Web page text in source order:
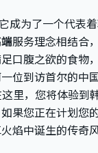
成为了一个代表
服务理念相结合
口腹之欲的食物
位到访首尔的中
里，您将体验到
果您正在计划您
焰中诞生的传奇风